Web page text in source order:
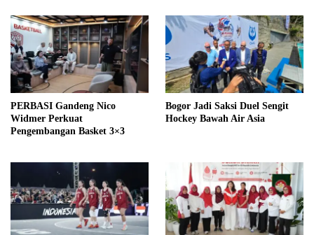
PERBASI Gandeng Nico
Widmer Perkuat
Pengembangan Basket 3×3
Bogor Jadi Saksi Duel Sengit
Hockey Bawah Air Asia